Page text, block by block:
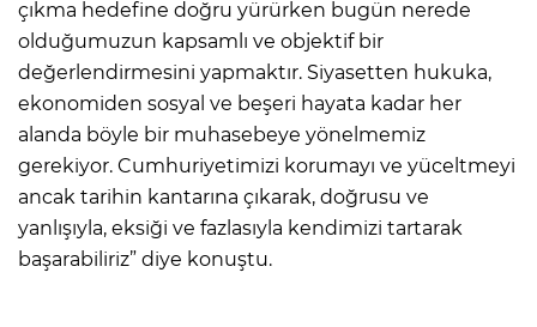
çıkma hedefine doğru yürürken bugün nerede
olduğumuzun kapsamlı ve objektif bir
değerlendirmesini yapmaktır. Siyasetten hukuka,
ekonomiden sosyal ve beşeri hayata kadar her
alanda böyle bir muhasebeye yönelmemiz
gerekiyor. Cumhuriyetimizi korumayı ve yüceltmeyi
ancak tarihin kantarına çıkarak, doğrusu ve
yanlışıyla, eksiği ve fazlasıyla kendimizi tartarak
başarabiliriz” diye konuştu.